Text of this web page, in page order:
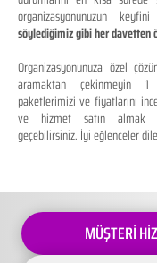
organizasyonunuzun
söylediğimiz gibi her davetten
Organizasyonunuza özel
aramaktan çekinmeyin
paketlerimizi ve fiyatlarını
ve hizmet satın almak
geçebilirsiniz. İyi eğlenceler
MÜŞTERİ